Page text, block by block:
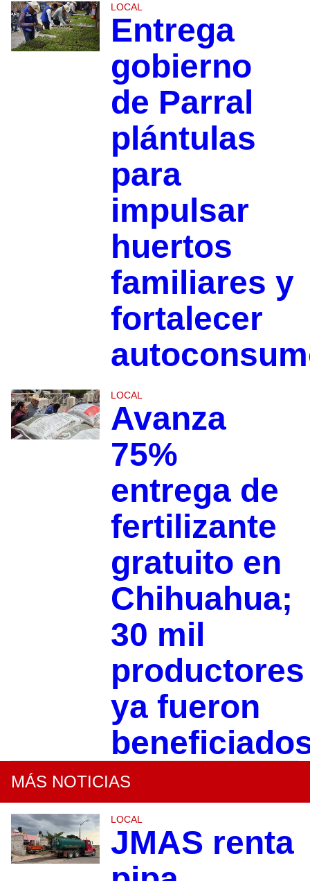
LOCAL
Entrega
gobierno
de Parral
plántulas
para
impulsar
huertos
familiares y
fortalecer
LOCAL
Avanza
75%
entrega de
fertilizante
gratuito en
Chihuahua;
30 mil
productores
ya fueron
MÁS NOTICIAS
LOCAL
JMAS renta